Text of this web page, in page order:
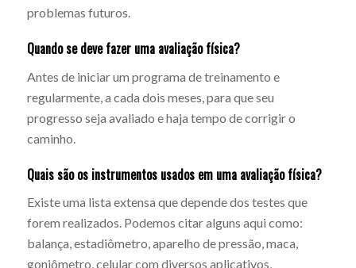
problemas futuros.
Quando se deve fazer uma avaliação física?
Antes de iniciar um programa de treinamento e
regularmente, a cada dois meses, para que seu
progresso seja avaliado e haja tempo de corrigir o
caminho.
Quais são os instrumentos usados em uma avaliação física?
Existe uma lista extensa que depende dos testes que
forem realizados. Podemos citar alguns aqui como:
balança, estadiômetro, aparelho de pressão, maca,
goniômetro, celular com diversos aplicativos,